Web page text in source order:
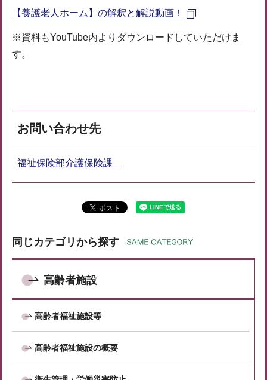
【養護老人ホーム】の解釈と解説動画！
※資料もYouTube内よりダウンロードしていただけま
す。
お問い合わせ先
福祉保険部介護保険課
同じカテゴリから探す
高齢者施設
高齢者福祉施設等
高齢者福祉施設の概要